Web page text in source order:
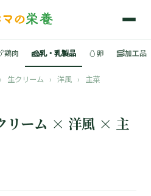
鶏肉 🧀乳・乳製品 🥚卵 🥓加工品
› 生クリーム › 洋風 › 主菜
リーム × 洋風 × 主